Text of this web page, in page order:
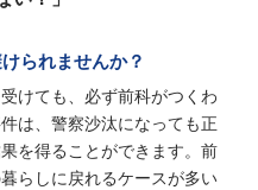
られませんか？
けても、必ず前科がつくわ
は、警察沙汰になっても正
を得ることができます。前
らしに戻れるケースが多い